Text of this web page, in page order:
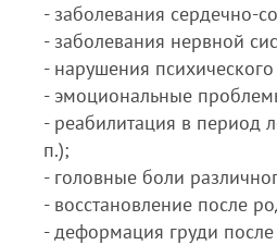
- заболевания сердечно-
- заболевания нервной
- нарушения
- эмоциональные
- реабилитация в период
п.);
- головные боли
- восстановление после
- деформация груди